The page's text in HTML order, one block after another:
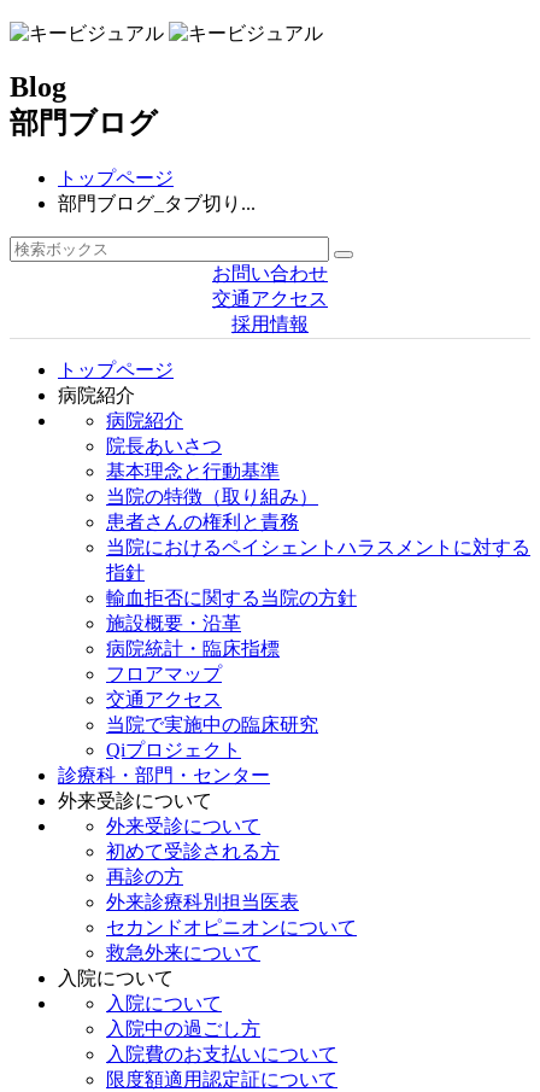
Blog
部門ブログ
トップページ
部門ブログ_タブ切り...
お問い合わせ
交通アクセス
採用情報
トップページ
病院紹介
病院紹介
院長あいさつ
基本理念と行動基準
当院の特徴（取り組み）
患者さんの権利と責務
当院におけるペイシェントハラスメントに対する
指針
輸血拒否に関する当院の方針
施設概要・沿革
病院統計・臨床指標
フロアマップ
交通アクセス
当院で実施中の臨床研究
Qiプロジェクト
診療科・部門・センター
外来受診について
外来受診について
初めて受診される方
再診の方
外来診療科別担当医表
セカンドオピニオンについて
救急外来について
入院について
入院について
入院中の過ごし方
入院費のお支払いについて
限度額適用認定証について